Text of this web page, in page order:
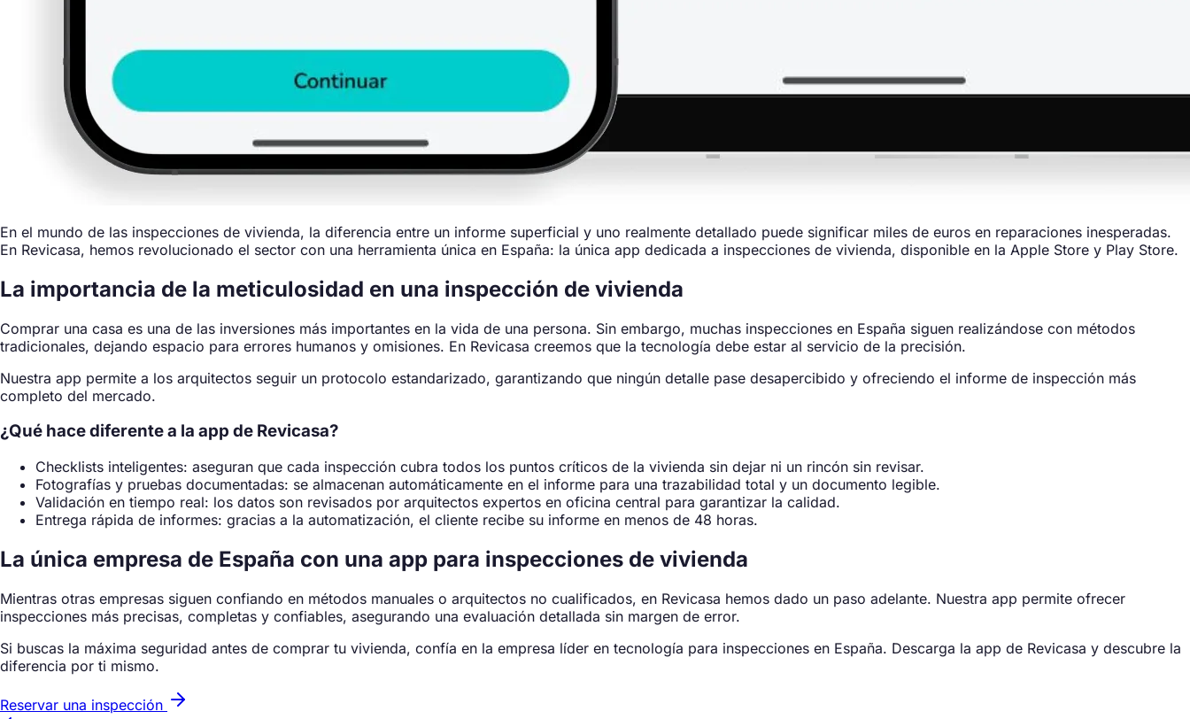
En el mundo de las inspecciones de vivienda, la diferencia entre un informe superficial y uno realmente detallado puede significar miles de euros en reparaciones inesperadas.
En Revicasa, hemos revolucionado el sector con una herramienta única en España: la única app dedicada a inspecciones de vivienda, disponible en la Apple Store y Play Store.
La importancia de la meticulosidad en una inspección de vivienda
Comprar una casa es una de las inversiones más importantes en la vida de una persona. Sin embargo, muchas inspecciones en España siguen realizándose con métodos
tradicionales, dejando espacio para errores humanos y omisiones. En Revicasa creemos que la tecnología debe estar al servicio de la precisión.
Nuestra app permite a los arquitectos seguir un protocolo estandarizado, garantizando que ningún detalle pase desapercibido y ofreciendo el informe de inspección más
completo del mercado.
¿Qué hace diferente a la app de Revicasa?
Checklists inteligentes: aseguran que cada inspección cubra todos los puntos críticos de la vivienda sin dejar ni un rincón sin revisar.
Fotografías y pruebas documentadas: se almacenan automáticamente en el informe para una trazabilidad total y un documento legible.
Validación en tiempo real: los datos son revisados por arquitectos expertos en oficina central para garantizar la calidad.
Entrega rápida de informes: gracias a la automatización, el cliente recibe su informe en menos de 48 horas.
La única empresa de España con una app para inspecciones de vivienda
Mientras otras empresas siguen confiando en métodos manuales o arquitectos no cualificados, en Revicasa hemos dado un paso adelante. Nuestra app permite ofrecer
inspecciones más precisas, completas y confiables, asegurando una evaluación detallada sin margen de error.
Si buscas la máxima seguridad antes de comprar tu vivienda, confía en la empresa líder en tecnología para inspecciones en España. Descarga la app de Revicasa y descubre la
diferencia por ti mismo.
Reservar una inspección